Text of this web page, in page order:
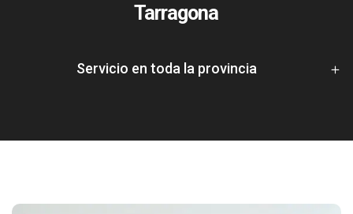
Tarragona
Servicio en toda la provincia